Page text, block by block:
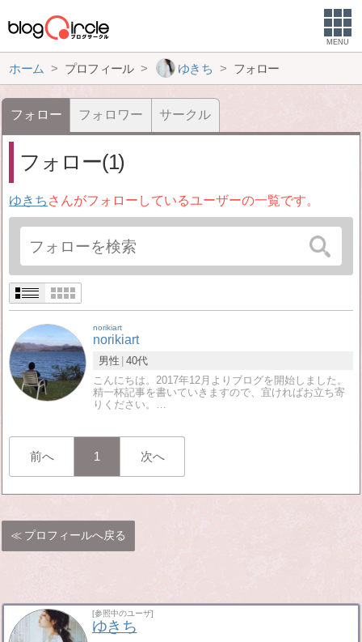
MENU
ホーム プロフィール ゆきち フォロー
フォロー フォロワー サークル
フォロー(1)
ゆきち さんがフォローしているユーザーの一覧です。
norikiart
norikiart
男性 40代
こんにちは。2017年12月よりブログを開始しました。
精一杯記事を書いていきますので、宜ければお立ち寄
りください。…
前へ 1 次へ
プロフィールへ戻る
[参照中のユーザ]
ゆきち